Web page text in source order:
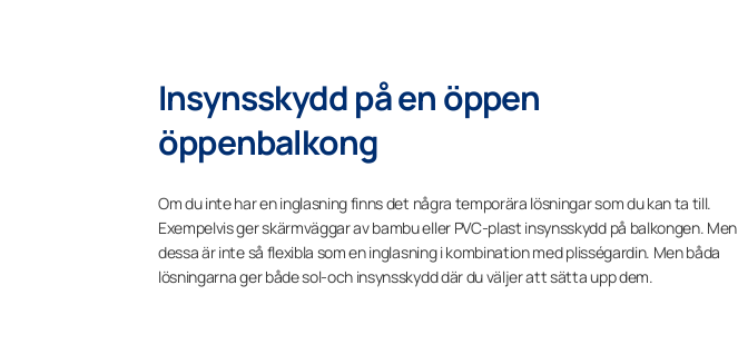
Insynsskydd på en öppen
öppenbalkong
Om du inte har en inglasning finns det några temporära lösningar som du kan ta till.
Exempelvis ger skärmväggar av bambu eller PVC-plast insynsskydd på balkongen. Men
dessa är inte så flexibla som en inglasning i kombination med plisségardin. Men båda
lösningarna ger både sol-och insynsskydd där du väljer att sätta upp dem.